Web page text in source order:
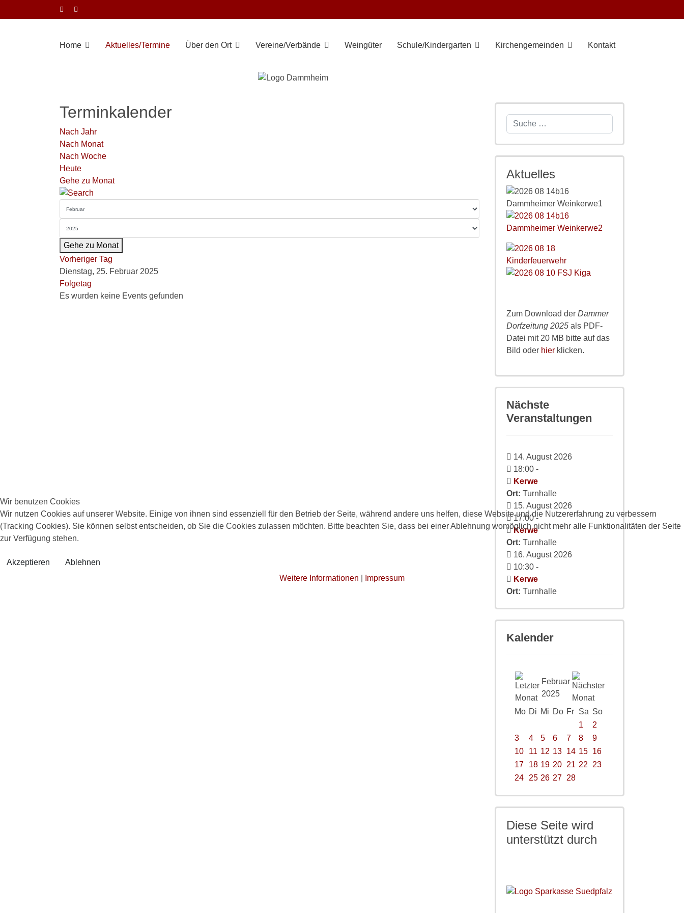
Home Aktuelles/Termine Über den Ort Vereine/Verbände Weingüter Schule/Kindergarten Kirchengemeinden Kontakt
Terminkalender
Nach Jahr
Nach Monat
Nach Woche
Heute
Gehe zu Monat
Gehe zu Monat
Vorheriger Tag
Dienstag, 25. Februar 2025
Folgetag
Es wurden keine Events gefunden
Suchen
Aktuelles
Zum Download der Dammer
Dorfzeitung 2025 als PDF-
Datei mit 20 MB bitte auf das
Bild oder hier klicken.
Nächste
Veranstaltungen
14. August 2026
18:00 -
Kerwe
Ort: Turnhalle
15. August 2026
17:00-
Kerwe
Ort: Turnhalle
16. August 2026
10:30 -
Kerwe
Ort: Turnhalle
Kalender
Februar
2025
Mo Di Mi Do Fr Sa So
1
2
3
4 5 6 7 8
9
10
11 12 13 14 15
16
17
18 19 20 21 22
23
24
25 26 27 28
Diese Seite wird
unterstützt durch
Wir benutzen Cookies
Wir nutzen Cookies auf unserer Website. Einige von ihnen sind essenziell für den Betrieb der Seite, während andere uns helfen, diese Website und die Nutzererfahrung zu verbessern
(Tracking Cookies). Sie können selbst entscheiden, ob Sie die Cookies zulassen möchten. Bitte beachten Sie, dass bei einer Ablehnung womöglich nicht mehr alle Funktionalitäten der Seite
zur Verfügung stehen.
Akzeptieren
Ablehnen
Weitere Informationen
Impressum